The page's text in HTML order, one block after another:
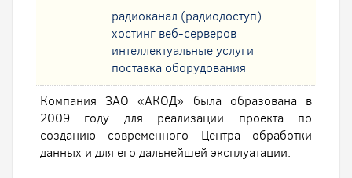
радиоканал (радиодоступ)
хостинг веб-серверов
интеллектуальные услуги
поставка оборудования
Компания ЗАО «АКОД» была образована в
2009 году для реализации проекта по
созданию современного Центра обработки
данных и для его дальнейшей эксплуатации.